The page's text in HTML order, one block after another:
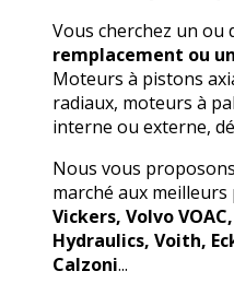
Vous cherchez un ou
remplacement ou
Moteurs à pistons
radiaux, moteurs à
interne ou externe,
Nous vous
marché aux meilleurs
Vickers, Volvo
Hydraulics, Voith,
Calzoni...